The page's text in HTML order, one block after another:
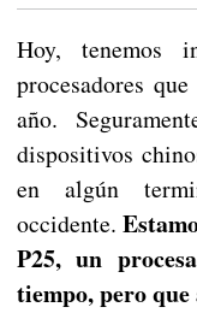
Hoy, tenemos
procesadores
año.
dispositivos
en algún
occidente.
P25, un
tiempo, pero